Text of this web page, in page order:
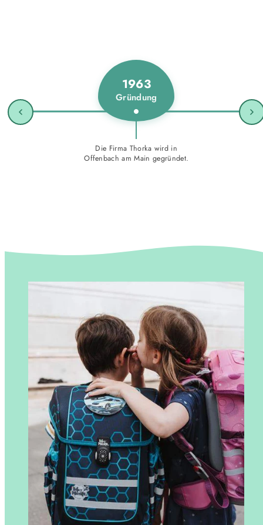
1963
Gründung
Die Firma Thorka wird in
Offenbach am Main gegründet.